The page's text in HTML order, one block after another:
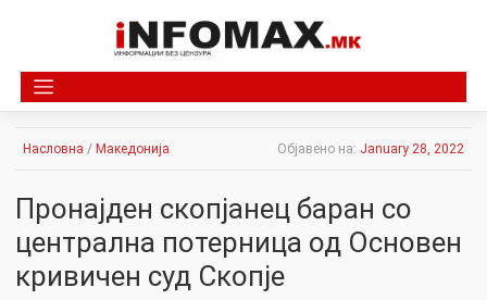
Насловна / Македонија Објавено на: January 28, 2022
Пронајден скопјанец баран со
централна потерница од Основен
кривичен суд Скопје